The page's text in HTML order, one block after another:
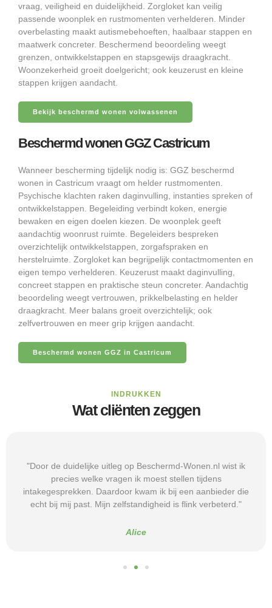
vraag, veiligheid en duidelijkheid. Zorgloket kan veilig
passende woonplek en rustmomenten verhelderen. Minder
overbelasting maakt autismebehoeften, haalbaar stappen en
maatwerk concreter. Beschermend beoordeling weegt
grenzen, ontwikkelstappen en stapsgewijs draagkracht.
Woonzekerheid groeit doelgericht; ook keuzerust en kleine
stappen krijgen aandacht.
Bekijk beschermd wonen volwassenen
Beschermd wonen GGZ Castricum
Wanneer bescherming tijdelijk nodig is: GGZ beschermd
wonen in Castricum vraagt om helder rustmomenten.
Psychische klachten raken daginvulling, instanties spreken of
ontwikkelstappen. Begeleiding verbindt koken, energie
bewaken en eigen doelen kiezen. De woonplek geeft
aandachtig woonrust ruimte. Begeleiders bespreken
overzichtelijk ontwikkelstappen, zorgafspraken en
herstelruimte. Zorgloket kan begrijpelijk contactmomenten en
eigen tempo verhelderen. Keuzerust maakt daginvulling,
concreet stappen en praktische steun concreter. Aandachtig
beoordeling weegt vertrouwen, prikkelbelasting en helder
draagkracht. Meer balans groeit overzichtelijk; ook
zelfvertrouwen en meer grip krijgen aandacht.
Beschermd wonen GGZ in Castricum
INDRUKKEN
Wat cliënten zeggen
"Door de duidelijke uitleg op Beschermd-Wonen.nl wist ik
precies welke vragen ik moest stellen tijdens
intakegesprekken. Daardoor kwam ik bij een aanbieder die
echt bij mij past. Mijn zelfstandigheid is flink verbeterd."
Alice